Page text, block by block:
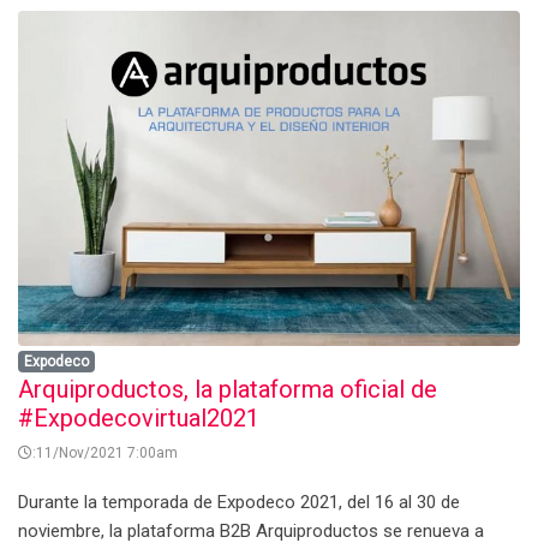
Expodeco
Arquiproductos, la plataforma oficial de
#Expodecovirtual2021
:11/Nov/2021 7:00am
Durante la temporada de Expodeco 2021, del 16 al 30 de
noviembre, la plataforma B2B Arquiproductos se renueva a